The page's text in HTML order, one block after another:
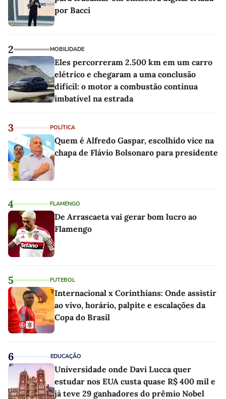
por Bacci
2 MOBILIDADE
Eles percorreram 2.500 km em um carro
elétrico e chegaram a uma conclusão
difícil: o motor a combustão continua
imbatível na estrada
3 POLÍTICA
Quem é Alfredo Gaspar, escolhido vice na
chapa de Flávio Bolsonaro para presidente
4 FLAMENGO
De Arrascaeta vai gerar bom lucro ao
Flamengo
5 FUTEBOL
Internacional x Corinthians: Onde assistir
ao vivo, horário, palpite e escalações da
Copa do Brasil
6 EDUCAÇÃO
Universidade onde Davi Lucca quer
estudar nos EUA custa quase R$ 400 mil e
já teve 29 ganhadores do prêmio Nobel